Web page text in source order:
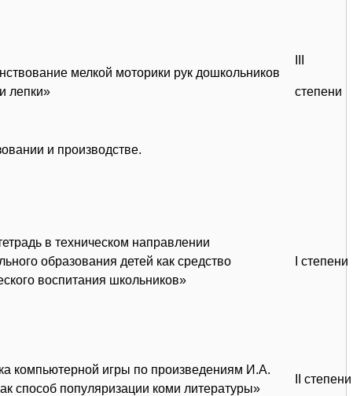
мелкой моторики рук дошкольников
лепки»
степени
и производстве.
в техническом направлении
образования детей как средство
воспитания школьников»
I степени
компьютерной игры по произведениям И.А.
способ популяризации коми литературы»
II степени